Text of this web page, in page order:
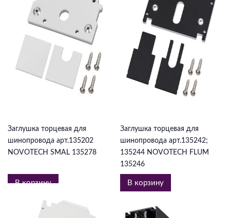
Заглушка торцевая для
шинопровода арт.135202
NOVOTECH SMAL 135278
В корзину
Заглушка торцевая для
шинопровода арт.135242;
135244 NOVOTECH FLUM
135246
В корзину